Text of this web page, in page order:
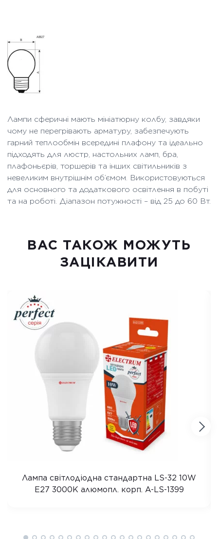
Лампи сферичні мають мініатюрну колбу, завдяки
чому не перегрівають арматуру, забезпечують
гарний теплообмін всередині плафону та ідеально
підходять для люстр, настольних ламп, бра,
плафоньєрів, торшерів та інших світильників з
невеликим внутрішнім об’ємом. Використовуються
для основного та додаткового освітлення в побуті
та на роботі. Діапазон потужності – від 25 до 60 Вт.
ВАC ТАКОЖ МОЖУТЬ
ЗАЦІКАВИТИ
Лампа світлодіодна стандартна LS-32 10W
E27 3000K алюмопл. корп. A-LS-1399